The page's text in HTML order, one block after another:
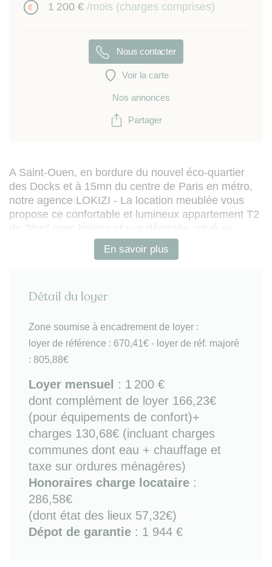
1 200 € /mois (charges comprises)
Nous contacter
Voir la carte
Nos annonces
Partager
A Saint-Ouen, en bordure du nouvel éco-quartier
des Docks et à 15mn du centre de Paris en métro,
notre agence LOKIZI - La location meublée vous
propose ce confortable et lumineux appartement T2
de 38m² avec balcon et vue dégagée, situé au
4ème étage d’un immeuble récent.
- entrée
(canapé convertible d'appoint, avec TV) et espace
- cuisine ouverte avec kitchenette (équipée de
réfrigérateur-congélateur, micro-ondes, plaques de
cuisson, kit vaisselle, petit électroménager, lave-
linge)
- chambre ouverte sur balcon avec lit double
couchage (qualité hôtellerie) et mobilier de
rangements
- salle d'eau avec douche PMR et WC
- balcon de 4m².
Bon à savoir: orientation ouest / chauffage collectif
gaz / fibre / suggestions de décoration.
Sur place ou à proximité immédiate :
transports (bus, métro lignes 13 /14 avec accès
En savoir plus
Détail du loyer
Zone soumise à encadrement de loyer :
loyer de référence : 670,41€ - loyer de réf. majoré
: 805,88€
Loyer mensuel : 1 200 €
dont complément de loyer 166,23€
(pour équipements de confort)+
charges 130,68€ (incluant charges
communes dont eau + chauffage et
taxe sur ordures ménagères)
Honoraires charge locataire :
286,58€
(dont état des lieux 57,32€)
Dépot de garantie : 1 944 €